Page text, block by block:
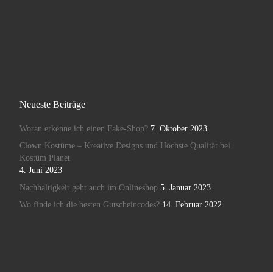
Neueste Beiträge
Woran erkenne ich einen Fake-Shop? 7. Oktober 2023
Clown Kostüme – Kreative Designs und Höchste Qualität bei
Kostüm Planet
4. Juni 2023
Nachhaltigkeit geht auch im Onlineshop 5. Januar 2023
Wo finde ich die besten Gutscheincodes? 14. Februar 2022